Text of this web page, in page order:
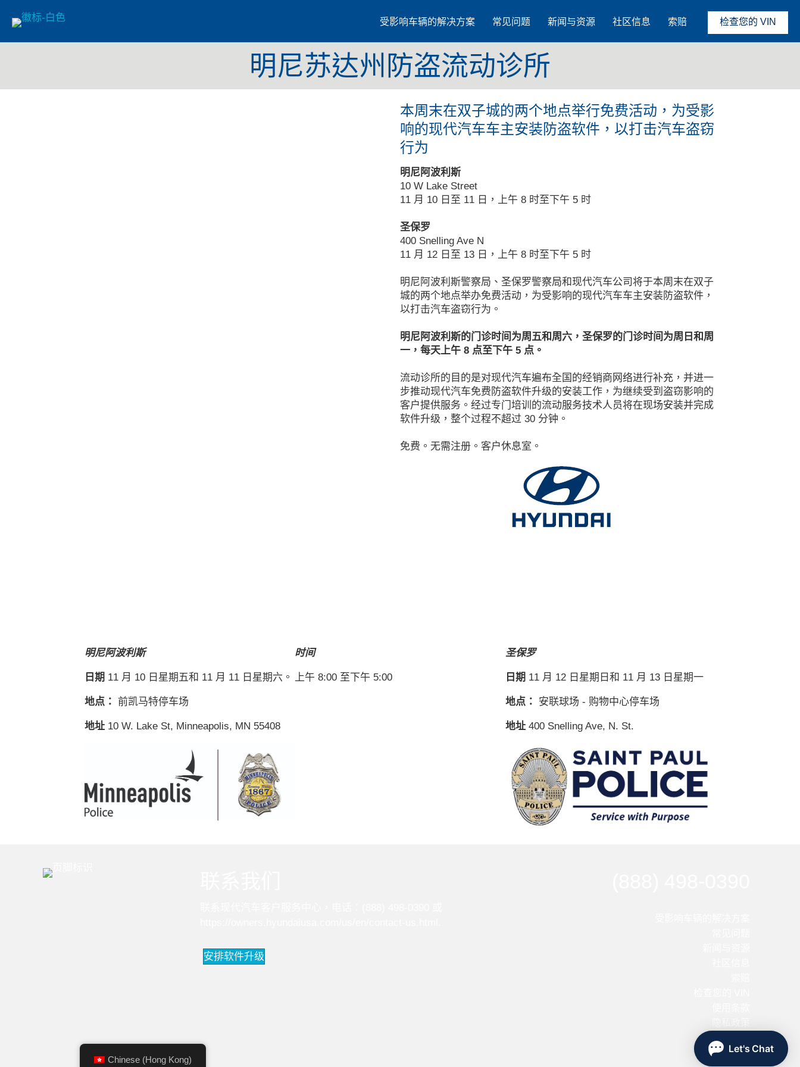
受影响车辆的解决方案 常见问题 新闻与资源 社区信息 索赔 检查您的 VIN
明尼苏达州防盗流动诊所
本周末在双子城的两个地点举行免费活动，为受影
响的现代汽车车主安装防盗软件，以打击汽车盗窃
行为
明尼阿波利斯
10 W Lake Street
11 月 10 日至 11 日，上午 8 时至下午 5 时
圣保罗
400 Snelling Ave N
11 月 12 日至 13 日，上午 8 时至下午 5 时
明尼阿波利斯警察局、圣保罗警察局和现代汽车公司将于本周末在双子
城的两个地点举办免费活动，为受影响的现代汽车车主安装防盗软件，
以打击汽车盗窃行为。
明尼阿波利斯的门诊时间为周五和周六，圣保罗的门诊时间为周日和周
一，每天上午 8 点至下午 5 点。
流动诊所的目的是对现代汽车遍布全国的经销商网络进行补充，并进一
步推动现代汽车免费防盗软件升级的安装工作，为继续受到盗窃影响的
客户提供服务。经过专门培训的流动服务技术人员将在现场安装并完成
软件升级，整个过程不超过 30 分钟。
免费。无需注册。客户休息室。
明尼阿波利斯
日期 11 月 10 日星期五和 11 月 11 日星期六。
地点： 前凯马特停车场
地址 10 W. Lake St, Minneapolis, MN 55408
时间
上午 8:00 至下午 5:00
圣保罗
日期 11 月 12 日星期日和 11 月 13 日星期一
地点： 安联球场 - 购物中心停车场
地址 400 Snelling Ave, N. St.
安排软件升级
Chinese (Hong Kong)